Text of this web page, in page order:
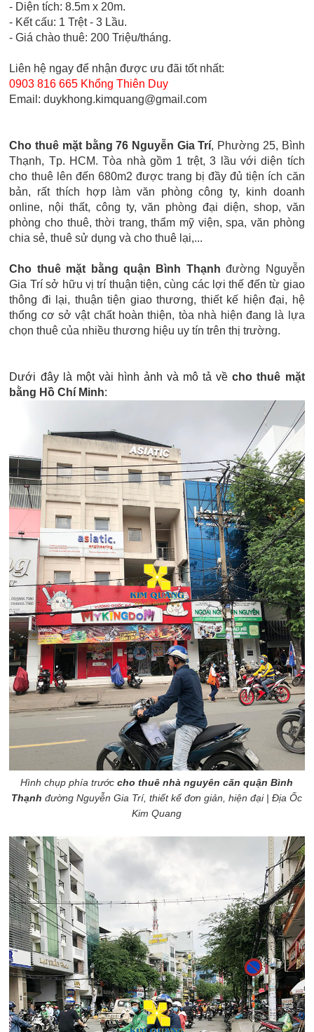
- Diện tích: 8.5m x 20m.
- Kết cấu: 1 Trệt - 3 Lầu.
- Giá chào thuê: 200 Triệu/tháng.
Liên hệ ngay để nhận được ưu đãi tốt nhất:
0903 816 665 Khổng Thiên Duy
Email: duykhong.kimquang@gmail.com
Cho thuê mặt bằng 76 Nguyễn Gia Trí, Phường 25, Bình
Thạnh, Tp. HCM. Tòa nhà gồm 1 trệt, 3 lầu với diện tích
cho thuê lên đến 680m2 được trang bị đầy đủ tiện ích căn
bản, rất thích hợp làm văn phòng công ty, kinh doanh
online, nội thất, công ty, văn phòng đại diện, shop, văn
phòng cho thuê, thời trang, thẩm mỹ viện, spa, văn phòng
chia sẻ, thuê sử dụng và cho thuê lại,...
Cho thuê mặt bằng quận Bình Thạnh đường Nguyễn
Gia Trí sở hữu vị trí thuận tiện, cùng các lợi thế đến từ giao
thông đi lại, thuận tiện giao thương, thiết kế hiện đại, hệ
thống cơ sở vật chất hoàn thiện, tòa nhà hiện đang là lựa
chọn thuê của nhiều thương hiệu uy tín trên thị trường.
Dưới đây là một vài hình ảnh và mô tả vềcho thuê mặt
bằng Hồ Chí Minh:
Hình chụp phía trướccho thuê nhà nguyên căn quận Bình
Thạnhđường Nguyễn Gia Trí, thiết kế đơn giản, hiện đại | Địa Ốc
Kim Quang